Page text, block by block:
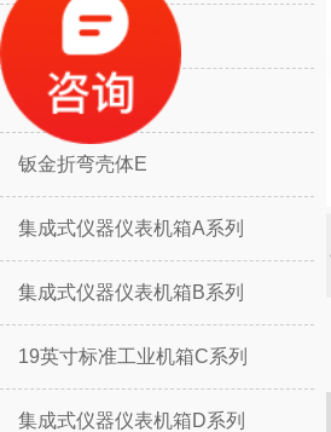
IP防水壳体M
挡板防护壳体K
钣金折弯壳体E
集成式仪器仪表机箱A系列
集成式仪器仪表机箱B系列
19英寸标准工业机箱C系列
集成式仪器仪表机箱D系列